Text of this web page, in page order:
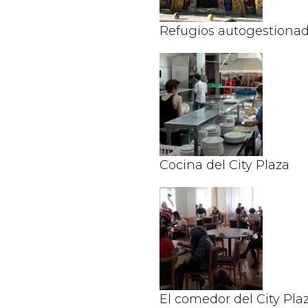
Refugios
Cocina del City Plaza
El comedor del City